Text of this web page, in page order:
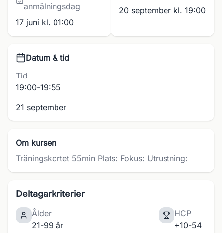
anmälningsdag
17 juni kl. 01:00
20 september kl. 19:00
Datum & tid
Tid
19:00-19:55
21 september
Om kursen
Träningskortet 55min Plats: Fokus: Utrustning:
Deltagarkriterier
Ålder
21-99 år
HCP
+10-54